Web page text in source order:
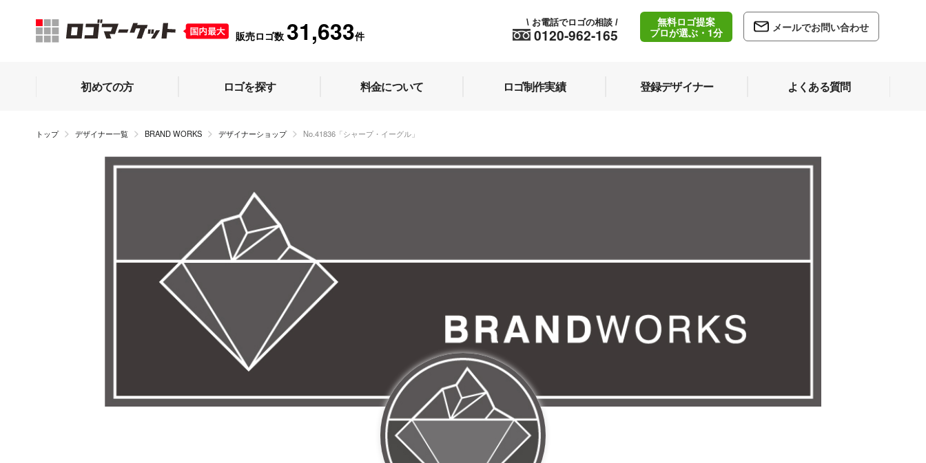
販売ロゴ数 31,633件 0120-962-165
\ お電話でロゴの相談 /
無料ロゴ提案
プロが選ぶ・1分
メールでお問い合わせ
初めての方 ロゴを探す 料金について ロゴ制作実績 登録デザイナー よくある質問
トップ デザイナー一覧 BRAND WORKS デザイナーショップ No.41836「シャープ・イーグル」